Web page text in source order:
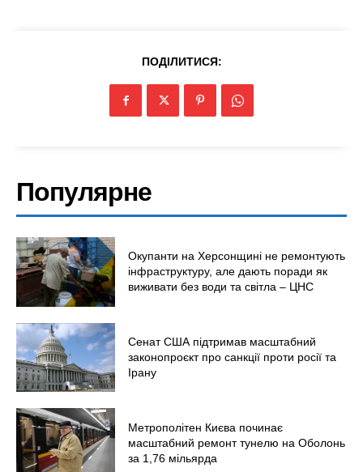
ПОДІЛИТИСЯ:
Популярне
Окупанти на Херсонщині не ремонтують
інфраструктуру, але дають поради як
виживати без води та світла – ЦНС
Сенат США підтримав масштабний
законопроєкт про санкції проти росії та
Ірану
Метрополітен Києва починає
масштабний ремонт тунелю на Оболонь
за 1,76 мільярда